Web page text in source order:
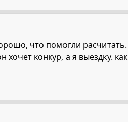
что помогли
хочет конкур, а я выездку.